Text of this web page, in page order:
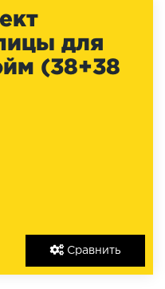
для
(38+38
Сравнить